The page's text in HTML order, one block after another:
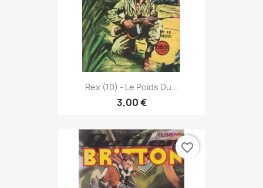
Rex (10) - Le Poids Du...
3,00 €
favorite_border